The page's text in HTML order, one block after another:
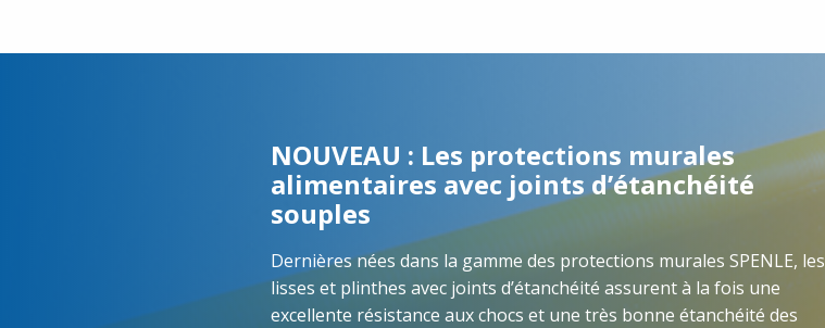
NOUVEAU : Les protections murales
alimentaires avec joints d’étanchéité
souples
Dernières nées dans la gamme des protections murales SPENLE, les
lisses et plinthes avec joints d’étanchéité assurent à la fois une
excellente résistance aux chocs et une très bonne étanchéité des